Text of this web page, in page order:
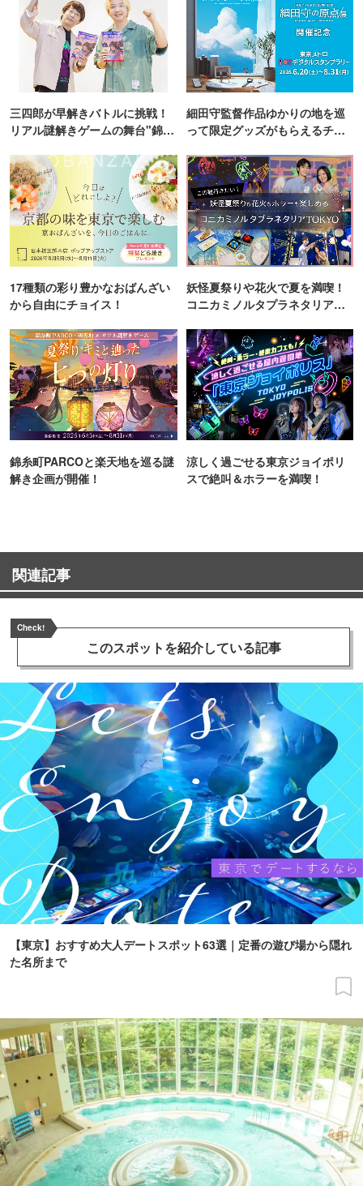
三四郎が早解きバトルに挑戦！
リアル謎解きゲームの舞台"錦糸
細田守監督作品ゆかりの地を巡
って限定グッズがもらえるチャ
17種類の彩り豊かなおばんざい
から自由にチョイス！
妖怪夏祭りや花火で夏を満喫！
コニカミノルタプラネタリア
錦糸町PARCOと楽天地を巡る謎
解き企画が開催！
涼しく過ごせる東京ジョイポリ
スで絶叫＆ホラーを満喫！
関連記事
Check!
このスポットを紹介している記事
【東京】おすすめ大人デートスポット63選｜定番の遊び場から隠れ
た名所まで